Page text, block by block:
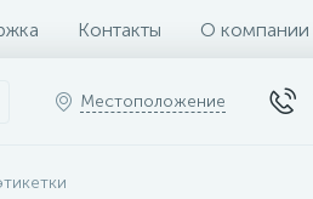
Контакты О компании
Местоположение